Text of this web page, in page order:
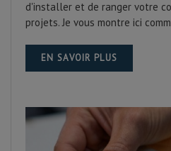
d'installer et de ranger votre
projets. Je vous montre ici
EN SAVOIR PLUS